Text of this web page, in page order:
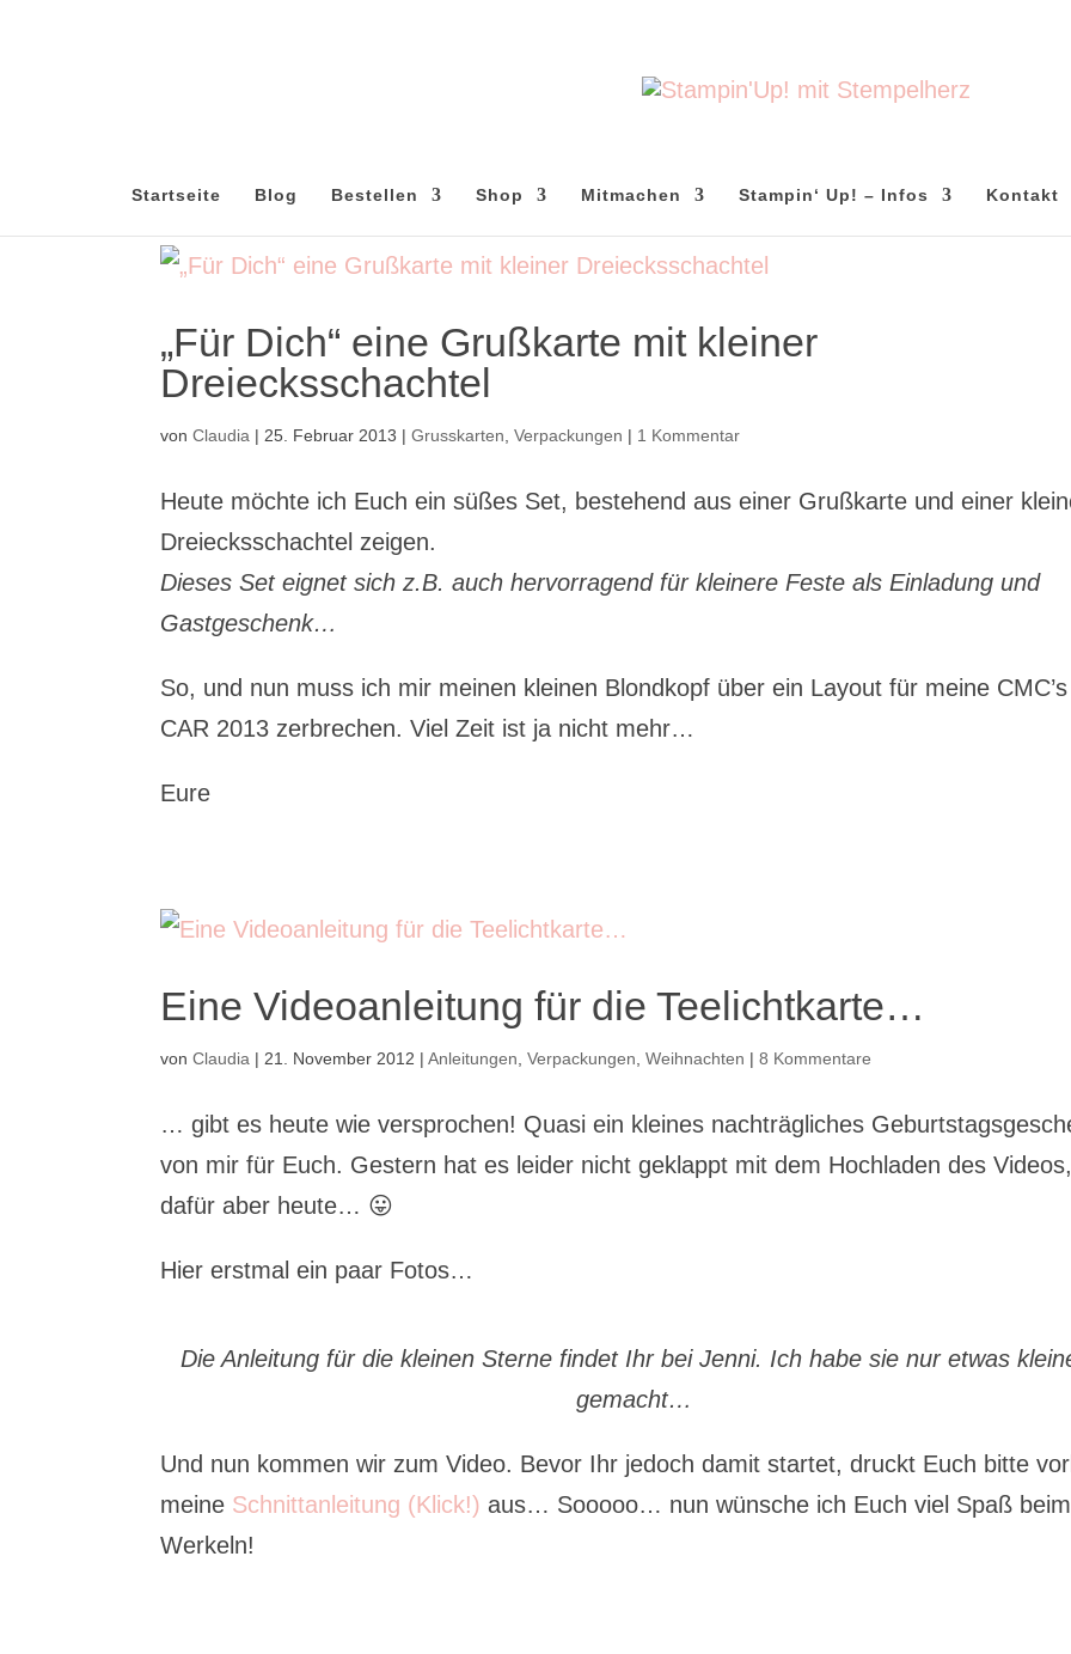
Startseite Blog Bestellen Shop Mitmachen Stampin‘ Up! – Infos Kontakt
„Für Dich“ eine Grußkarte mit kleiner
Dreiecksschachtel
vonClaudia | 25. Februar 2013 |Grusskarten ,Verpackungen | 1 Kommentar
Heute möchte ich Euch ein süßes Set, bestehend aus einer Grußkarte und einer
Dreiecksschachtel zeigen.
Dieses Set eignet sich z.B. auch hervorragend für kleinere Feste als Einladung und
Gastgeschenk…
So, und nun muss ich mir meinen kleinen Blondkopf über ein Layout für meine
CAR 2013 zerbrechen. Viel Zeit ist ja nicht mehr…
Eure
Eine Videoanleitung für die Teelichtkarte…
vonClaudia | 21. November 2012 |Anleitungen ,Verpackungen ,Weihnachten |8 Kommentare
… gibt es heute wie versprochen! Quasi ein kleines nachträgliches
von mir für Euch. Gestern hat es leider nicht geklappt mit dem Hochladen des Videos,
dafür aber heute… 😛
Hier erstmal ein paar Fotos…
Die Anleitung für die kleinen Sterne findet Ihr bei Jenni. Ich habe sie nur etwas
gemacht…
Und nun kommen wir zum Video. Bevor Ihr jedoch damit startet, druckt Euch bitte
meine Schnittanleitung (Klick!) aus… Sooooo… nun wünsche ich Euch viel Spaß beim
Werkeln!